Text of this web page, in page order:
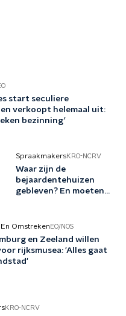
start seculiere
verkoopt helemaal uit:
bezinning'
SpraakmakersKRO-NCRV
Waar zijn de
bejaardentehuizen
gebleven? En moeten
Omstreken EO/NOS
en Zeeland willen
rijksmusea: 'Alles gaat
KRO-NCRV